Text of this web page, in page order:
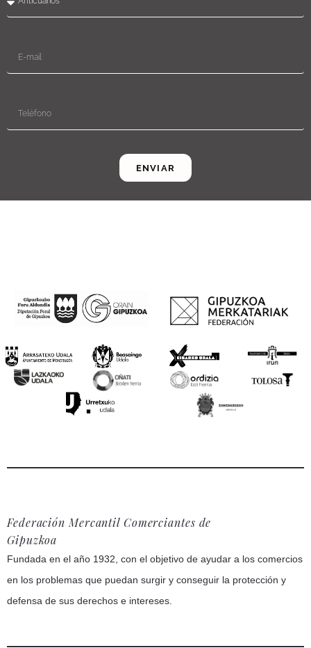
ENVIAR
Federación Mercantil Comerciantes de
Gipuzkoa
Fundada en el año 1932, con el objetivo de ayudar a los comercios
en los problemas que puedan surgir y conseguir la protección y
defensa de sus derechos e intereses.